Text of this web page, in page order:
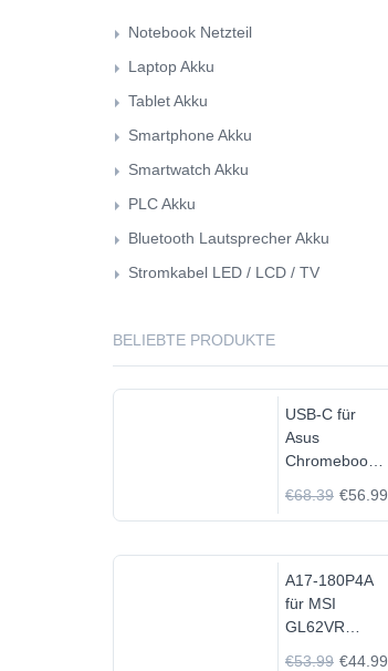
Notebook Netzteil
Laptop Akku
Tablet Akku
Smartphone Akku
Smartwatch Akku
PLC Akku
Bluetooth Lautsprecher Akku
Stromkabel LED / LCD / TV
BELIEBTE PRODUKTE
USB-C für
Asus
Chromebook
€68.39 €56.99
A17-180P4A
für MSI
GL62VR
€53.99 €44.99